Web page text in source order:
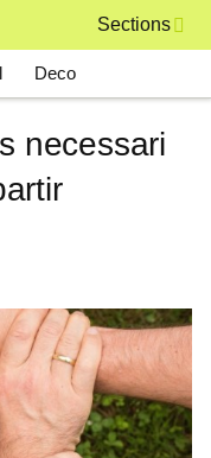
Sections
Deco
necessari